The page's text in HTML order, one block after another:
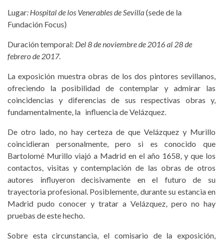
Lugar: Hospital de los Venerables de Sevilla(sede de la
Fundación Focus)
Duración temporal: Del 8 de noviembre de 2016 al 28 de
febrero de 2017.
La exposición muestra obras de los dos pintores sevillanos,
ofreciendo la posibilidad de contemplar y admirar las
coincidencias y diferencias de sus respectivas obras y,
fundamentalmente, la influencia de Velázquez.
De otro lado, no hay certeza de que Velázquez y Murillo
coincidieran personalmente, pero si es conocido que
Bartolomé Murillo viajó a Madrid en el año 1658, y que los
contactos, visitas y contemplación de las obras de otros
autores influyeron decisivamente en el futuro de su
trayectoria profesional. Posiblemente, durante su estancia en
Madrid pudo conocer y tratar a Velázquez, pero no hay
pruebas de este hecho.
Sobre esta circunstancia, el comisario de la exposición,